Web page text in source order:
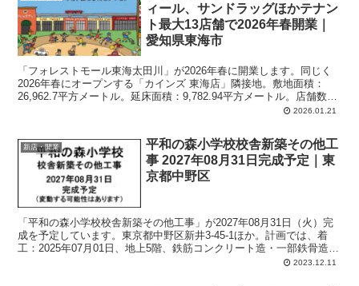
ィール、サンドラッグほかテナン
ト最大13店舗で2026年春開業｜
愛知県東海市
「フォレストモール東海太田川」が2026年春に開業します。同じく
2026年春にオープンする「カインズ 東海店」隣接地。敷地面積：
26,962.7平方メートル。延床面積：9,782.94平方メートル。店舗数：
2026.01.21
新店・開業
平和の森小学校校舎新築その他工
事 2027年08月31日完成予定｜東
京都中野区
「平和の森小学校校舎新築その他工事」が2027年08月31日（火）完
成を予定しています。東京都中野区新井3-45-1ほか。計画では、着
工：2025年07月01日、地上5階、鉄筋コンクリート造・一部鉄骨造、
敷地面積：12788.52平方メートル、延床面積：13247.91平方メート
2023.12.11